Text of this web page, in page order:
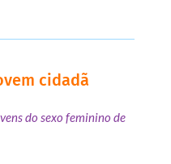
cidadã
do sexo feminino de